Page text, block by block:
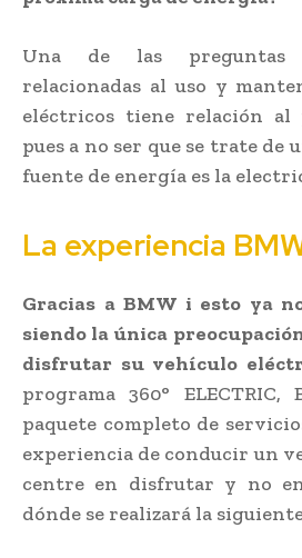
Una de las preguntas
relacionadas al uso y
eléctricos tiene relación al
pues a no ser que se trate de
fuente de energía es la
La experiencia
Gracias a BMW i esto ya
siendo la única
disfrutar su vehículo
programa 360°
paquete completo de
experiencia de conducir un
centre en disfrutar y no
dónde se realizará la